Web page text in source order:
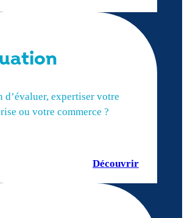
d’évaluer, expertiser votre
ou votre commerce ?
Découvrir